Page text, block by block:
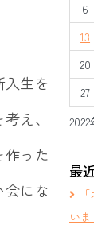
生を
え、
った
にな
6
13
20
27
最
いま